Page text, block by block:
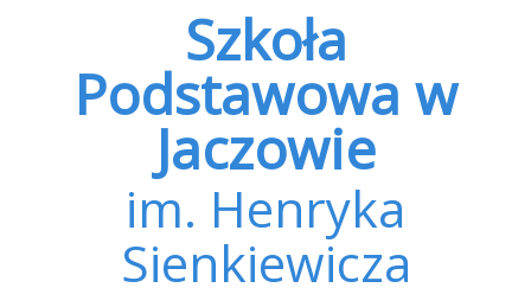
Szkoła
Podstawowa w
Jaczowie
im. Henryka
Sienkiewicza